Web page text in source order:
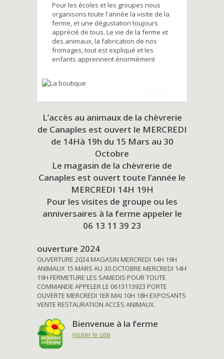
Pour les écoles et les groupes nous
organisons toute l'année la visite de la
ferme, et une dégustation toujours
apprécié de tous. Le vie de la ferme et
des animaux, la fabrication de nos
fromages, tout est expliqué et les
enfants apprennent énormément
L’accès au animaux de la chèvrerie
de Canaples est ouvert le MERCREDI
de 14Hà 19h du 15 Mars au 30
Octobre
Le magasin de la chèvrerie de
Canaples est ouvert toute l’année le
MERCREDI 14H 19H
Pour les visites de groupe ou les
anniversaires à la ferme appeler le
06 13 11 39 23
ouverture 2024
OUVERTURE 2024 MAGASIN MERCREDI 14H 19H
ANIMAUX 15 MARS AU 30 OCTOBRE MERCREDI 14H
19H FERMETURE LES SAMEDIS POUR TOUTE
COMMANDE APPELER LE 0613113923 PORTE
OUVERTE MERCREDI 1ER MAI 10H 18H EXPOSANTS
VENTE RESTAURATION ACCES ANIMAUX
Bienvenue à la ferme
Visiter le site